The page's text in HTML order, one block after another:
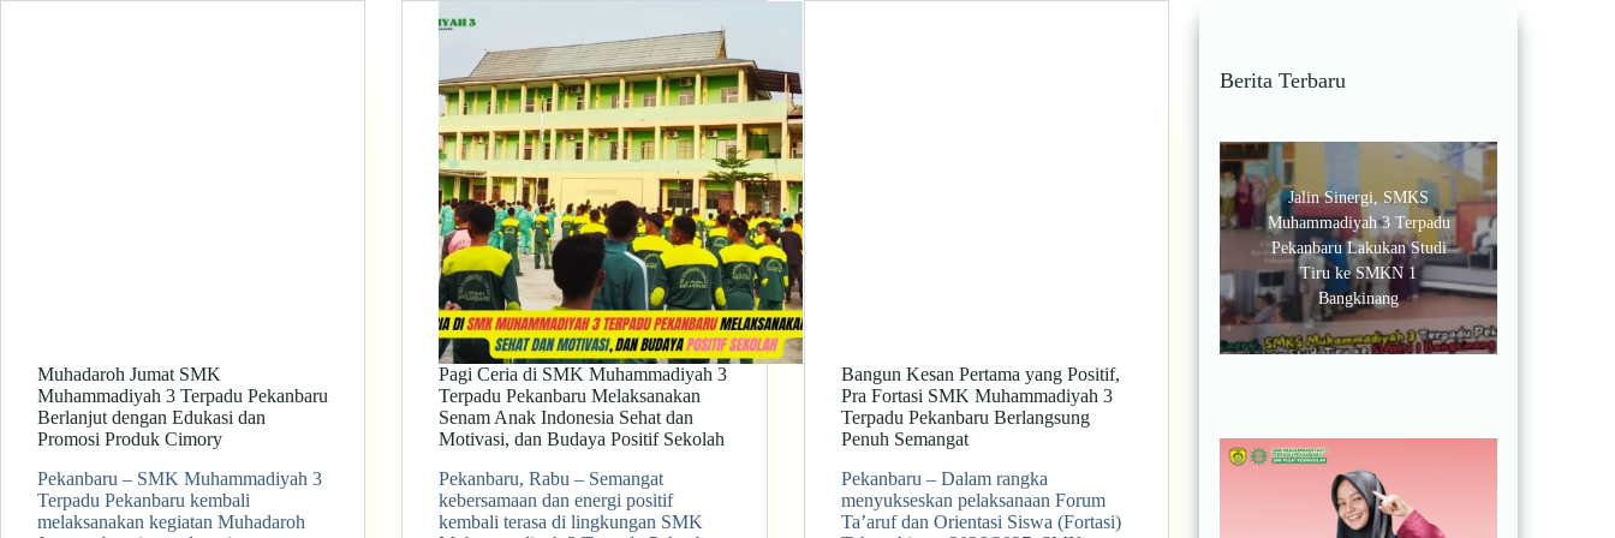
Muhadaroh Jumat SMK
Muhammadiyah 3 Terpadu Pekanbaru
Berlanjut dengan Edukasi dan
Promosi Produk Cimory
Pekanbaru – SMK Muhammadiyah 3
Terpadu Pekanbaru kembali
melaksanakan kegiatan Muhadaroh
Pagi Ceria di SMK Muhammadiyah 3
Terpadu Pekanbaru Melaksanakan
Senam Anak Indonesia Sehat dan
Motivasi, dan Budaya Positif Sekolah
Pekanbaru, Rabu – Semangat
kebersamaan dan energi positif
kembali terasa di lingkungan SMK
Bangun Kesan Pertama yang Positif,
Pra Fortasi SMK Muhammadiyah 3
Terpadu Pekanbaru Berlangsung
Penuh Semangat
Pekanbaru – Dalam rangka
menyukseskan pelaksanaan Forum
Ta’aruf dan Orientasi Siswa (Fortasi)
Berita Terbaru
Jalin Sinergi, SMKS
Muhammadiyah 3 Terpadu
Pekanbaru Lakukan Studi
Tiru ke SMKN 1
Bangkinang